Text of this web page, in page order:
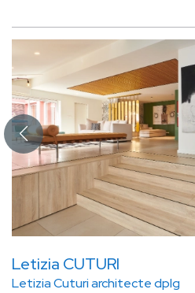
Letizia CUTURI
Letizia Cuturi architecte dplg